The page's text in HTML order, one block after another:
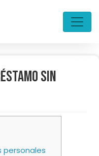
sin
personales